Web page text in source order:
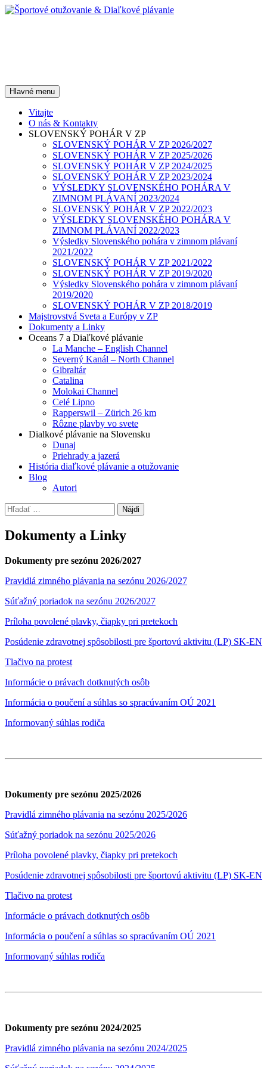
Preskočiť
Hľadať
Hlavné menu
Vitajte
O nás & Kontakty
SLOVENSKÝ POHÁR V ZP
SLOVENSKÝ POHÁR V ZP 2026/2027
SLOVENSKÝ POHÁR V ZP 2025/2026
SLOVENSKÝ POHÁR V ZP 2024/2025
SLOVENSKÝ POHÁR V ZP 2023/2024
VÝSLEDKY SLOVENSKÉHO POHÁRA V
ZIMNOM PLÁVANÍ 2023/2024
SLOVENSKÝ POHÁR V ZP 2022/2023
VÝSLEDKY SLOVENSKÉHO POHÁRA V
ZIMNOM PLÁVANÍ 2022/2023
Výsledky Slovenského pohára v zimnom plávaní
2021/2022
SLOVENSKÝ POHÁR V ZP 2021/2022
SLOVENSKÝ POHÁR V ZP 2019/2020
Výsledky Slovenského pohára v zimnom plávaní
2019/2020
SLOVENSKÝ POHÁR V ZP 2018/2019
Majstrovstvá Sveta a Európy v ZP
Dokumenty a Linky
Oceans 7 a Diaľkové plávanie
La Manche – English Channel
Severný Kanál – North Channel
Gibraltár
Catalina
Molokai Channel
Celé Lipno
Rapperswil – Zürich 26 km
Rôzne plavby vo svete
Dialkové plávanie na Slovensku
Dunaj
Priehrady a jazerá
História diaľkové plávanie a otužovanie
Blog
Autori
Hľadať:
Dokumenty a Linky
Dokumenty pre sezónu 2026/2027
Pravidlá zimného plávania na sezónu 2026/2027
Súťažný poriadok na sezónu 2026/2027
Príloha povolené plavky, čiapky pri pretekoch
Posúdenie zdravotnej spôsobilosti pre športovú aktivitu (LP) SK-EN
Tlačivo na protest
Informácie o právach dotknutých osôb
Informácia o poučení a súhlas so spracúvaním OÚ 2021
Informovaný súhlas rodiča
Dokumenty pre sezónu 2025/2026
Pravidlá zimného plávania na sezónu 2025/2026
Súťažný poriadok na sezónu 2025/2026
Príloha povolené plavky, čiapky pri pretekoch
Posúdenie zdravotnej spôsobilosti pre športovú aktivitu (LP) SK-EN
Tlačivo na protest
Informácie o právach dotknutých osôb
Informácia o poučení a súhlas so spracúvaním OÚ 2021
Informovaný súhlas rodiča
Dokumenty pre sezónu 2024/2025
Pravidlá zimného plávania na sezónu 2024/2025